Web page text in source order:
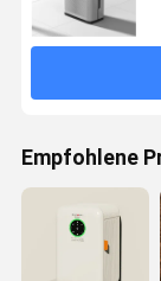
Empfohlene